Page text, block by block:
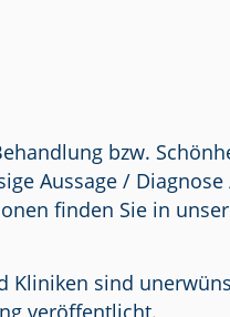
bzw.
Aussage /
finden Sie in
Kliniken sind
veröffentlicht.